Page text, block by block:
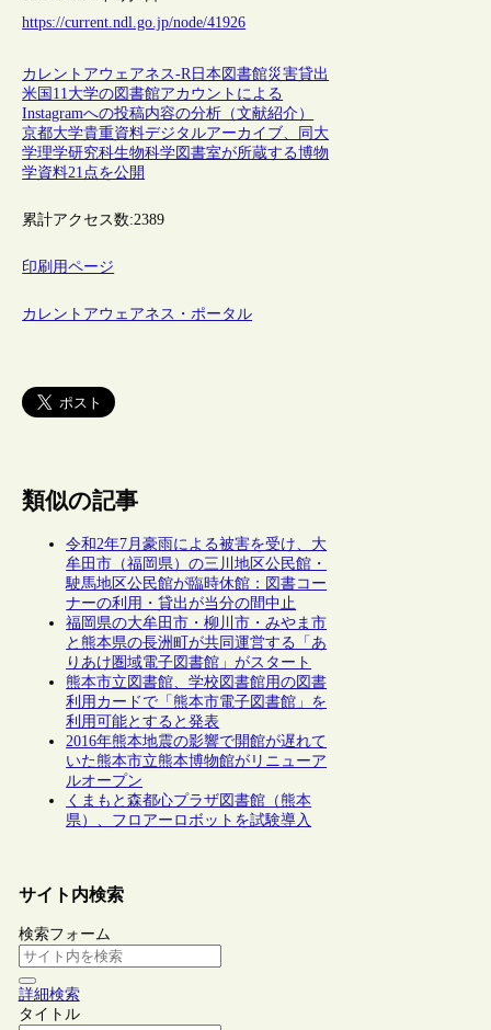
https://current.ndl.go.jp/node/41926
カレントアウェアネス-R 日本図書館災害貸出
米国11大学の図書館アカウントによる
Instagramへの投稿内容の分析（文献紹介）
京都大学貴重資料デジタルアーカイブ、同大
学理学研究科生物科学図書室が所蔵する博物
学資料21点を公開
累計アクセス数:2389
印刷用ページ
カレントアウェアネス・ポータル
類似の記事
令和2年7月豪雨による被害を受け、大
牟田市（福岡県）の三川地区公民館・
駛馬地区公民館が臨時休館：図書コー
ナーの利用・貸出が当分の間中止
福岡県の大牟田市・柳川市・みやま市
と熊本県の長洲町が共同運営する「あ
りあけ圏域電子図書館」がスタート
熊本市立図書館、学校図書館用の図書
利用カードで「熊本市電子図書館」を
利用可能とすると発表
2016年熊本地震の影響で開館が遅れて
いた熊本市立熊本博物館がリニューア
ルオープン
くまもと森都心プラザ図書館（熊本
県）、フロアーロボットを試験導入
サイト内検索
検索フォーム
詳細検索
タイトル